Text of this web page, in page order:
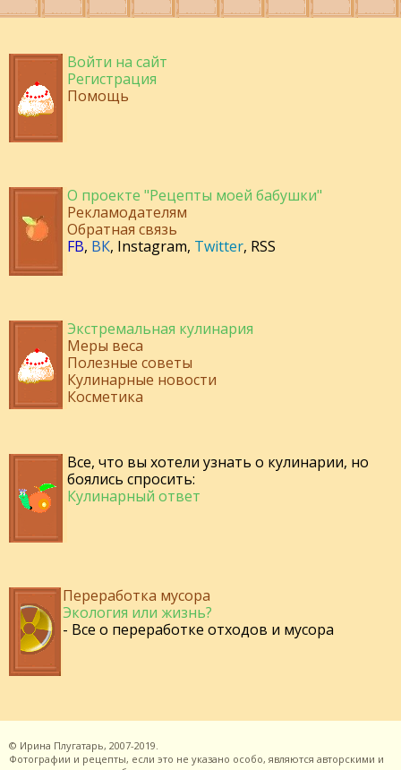
Войти на сайт
Регистрация
Помощь
О проекте "Рецепты моей бабушки"
Рекламодателям
Обратная связь
FB, ВК, Instagram, Twitter, RSS
Экстремальная кулинария
Меры веса
Полезные советы
Кулинарные новости
Косметика
Все, что вы хотели узнать о кулинарии, но
боялись спросить:
Кулинарный ответ
Переработка мусора
Экология или жизнь?
- Все о переработке отходов и мусора
© Ирина Плугатарь, 2007-2019.
Фотографии и рецепты, если это не указано особо, являются авторскими и